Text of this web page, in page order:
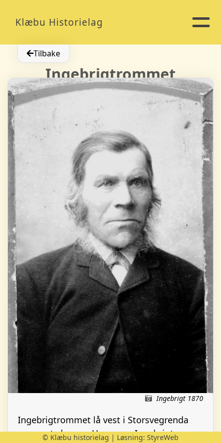
Klæbu Historielag
Tilbake
Ingebrigtrommet
Ingebrigt 1870
Ingebrigtrommet lå vest i Storsvegrenda
opp mot skogen. Husmann Ingebrigt
© Klæbu historielag | Løsning: StyreWeb